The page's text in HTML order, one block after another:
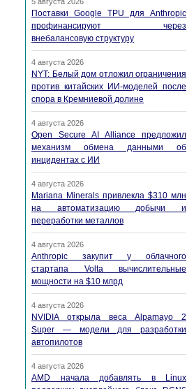
Поставки Google TPU для Anthropic
профинансируют через
внебалансовую структуру
4 августа 2026
NYT: Белый дом отложил ограничения
против китайских ИИ-моделей после
спора в Кремниевой долине
4 августа 2026
Open Secure AI Alliance предложил
механизм обмена данными об
инцидентах с ИИ
4 августа 2026
Mariana Minerals привлекла $310 млн
на автоматизацию добычи и
переработки металлов
4 августа 2026
Anthropic закупит у облачного
стартапа Volta вычислительные
мощности на $10 млрд
4 августа 2026
NVIDIA открыла веса Alpamayo 2
Super — модели для разработки
автопилотов
4 августа 2026
AMD начала добавлять в Linux